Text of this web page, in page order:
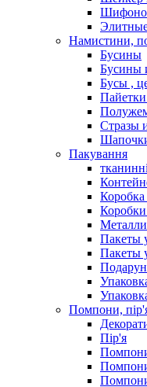
Намистини,
Бусины
Бусины
Бусы ,
Стразы
Пакування
Коробка
Пакеты
Пакеты
Помпони, пір'я
Пір'я